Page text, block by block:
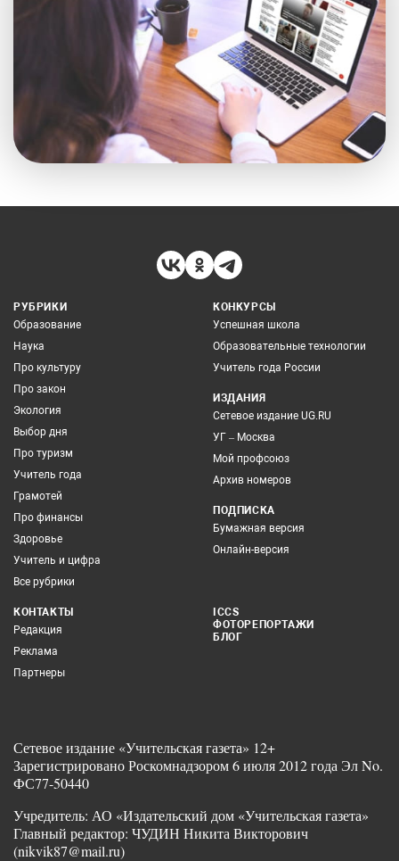
РУБРИКИ
Образование
Наука
Про культуру
Про закон
Экология
Выбор дня
Про туризм
Учитель года
Грамотей
Про финансы
Здоровье
Учитель и цифра
Все рубрики
КОНКУРСЫ
Успешная школа
Образовательные технологии
Учитель года России
ИЗДАНИЯ
Сетевое издание UG.RU
УГ – Москва
Мой профсоюз
Архив номеров
ПОДПИСКА
Бумажная версия
Онлайн-версия
КОНТАКТЫ
Редакция
Реклама
Партнеры
ICCS
ФОТОРЕПОРТАЖИ
БЛОГ
Сетевое издание «Учительская газета» 12+
Зарегистрировано Роскомнадзором 6 июля 2012 года Эл No.
ФС77-50440
Учредитель: АО «Издательский дом «Учительская газета»
Главный редактор: ЧУДИН Никита Викторович
(nikvik87@mail.ru)